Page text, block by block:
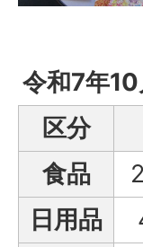
令和7年
区分
食品
日用品